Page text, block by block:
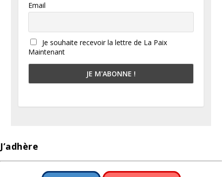
Email
Je souhaite recevoir la lettre de La Paix
Maintenant
J’adhère